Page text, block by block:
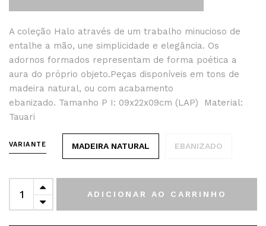
A coleção Halo através de um trabalho minucioso de
entalhe a mão, une simplicidade e elegância. Os
adornos formados representam de forma poética a
aura do próprio objeto.Peças disponíveis em tons de
madeira natural, ou com acabamento
ebanizado. Tamanho P I: 09x22x09cm (LAP) Material:
Tauari
VARIANTE MADEIRA NATURAL EBANIZADO
ADICIONAR AO CARRINHO